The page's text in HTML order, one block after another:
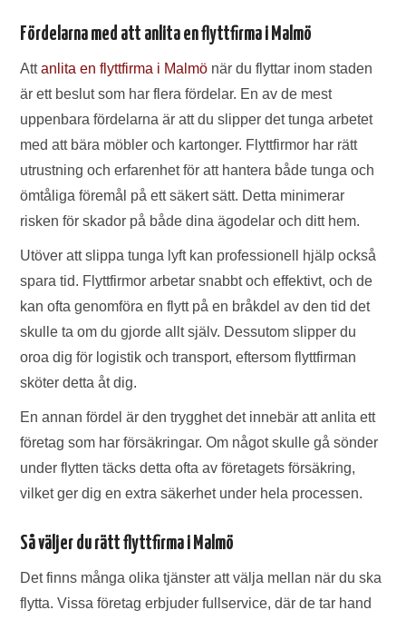
Fördelarna med att anlita en flyttfirma i Malmö
Attanlita en flyttfirma i Malmö när du flyttar inom staden
är ett beslut som har flera fördelar. En av de mest
uppenbara fördelarna är att du slipper det tunga arbetet
med att bära möbler och kartonger. Flyttfirmor har rätt
utrustning och erfarenhet för att hantera både tunga och
ömtåliga föremål på ett säkert sätt. Detta minimerar
risken för skador på både dina ägodelar och ditt hem.
Utöver att slippa tunga lyft kan professionell hjälp också
spara tid. Flyttfirmor arbetar snabbt och effektivt, och de
kan ofta genomföra en flytt på en bråkdel av den tid det
skulle ta om du gjorde allt själv. Dessutom slipper du
oroa dig för logistik och transport, eftersom flyttfirman
sköter detta åt dig.
En annan fördel är den trygghet det innebär att anlita ett
företag som har försäkringar. Om något skulle gå sönder
under flytten täcks detta ofta av företagets försäkring,
vilket ger dig en extra säkerhet under hela processen.
Så väljer du rätt flyttfirma i Malmö
Det finns många olika tjänster att välja mellan när du ska
flytta. Vissa företag erbjuder fullservice, där de tar hand